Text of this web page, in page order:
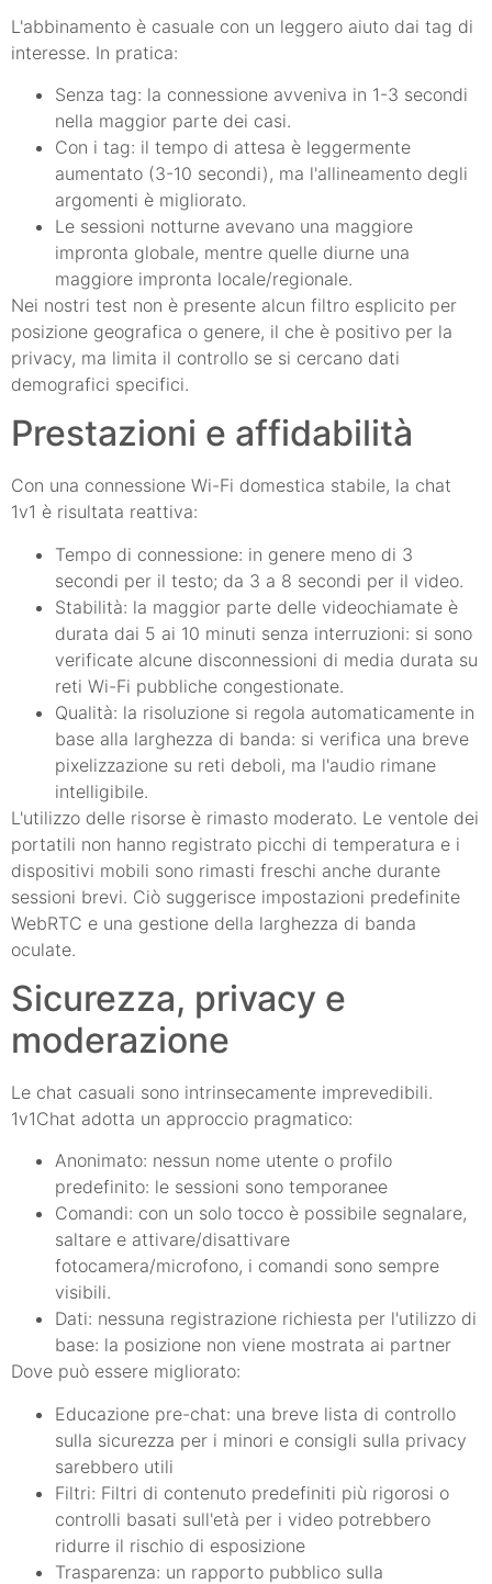
L'abbinamento è casuale con un leggero aiuto dai tag di
interesse. In pratica:
Senza tag: la connessione avveniva in 1-3 secondi
nella maggior parte dei casi.
Con i tag: il tempo di attesa è leggermente
aumentato (3-10 secondi), ma l'allineamento degli
argomenti è migliorato.
Le sessioni notturne avevano una maggiore
impronta globale, mentre quelle diurne una
maggiore impronta locale/regionale.
Nei nostri test non è presente alcun filtro esplicito per
posizione geografica o genere, il che è positivo per la
privacy, ma limita il controllo se si cercano dati
demografici specifici.
Prestazioni e affidabilità
Con una connessione Wi-Fi domestica stabile, la chat
1v1 è risultata reattiva:
Tempo di connessione: in genere meno di 3
secondi per il testo; da 3 a 8 secondi per il video.
Stabilità: la maggior parte delle videochiamate è
durata dai 5 ai 10 minuti senza interruzioni: si sono
verificate alcune disconnessioni di media durata su
reti Wi-Fi pubbliche congestionate.
Qualità: la risoluzione si regola automaticamente in
base alla larghezza di banda: si verifica una breve
pixelizzazione su reti deboli, ma l'audio rimane
intelligibile.
L'utilizzo delle risorse è rimasto moderato. Le ventole dei
portatili non hanno registrato picchi di temperatura e i
dispositivi mobili sono rimasti freschi anche durante
sessioni brevi. Ciò suggerisce impostazioni predefinite
WebRTC e una gestione della larghezza di banda
oculate.
Sicurezza, privacy e
moderazione
Le chat casuali sono intrinsecamente imprevedibili.
1v1Chat adotta un approccio pragmatico:
Anonimato: nessun nome utente o profilo
predefinito: le sessioni sono temporanee
Comandi: con un solo tocco è possibile segnalare,
saltare e attivare/disattivare
fotocamera/microfono, i comandi sono sempre
visibili.
Dati: nessuna registrazione richiesta per l'utilizzo di
base: la posizione non viene mostrata ai partner
Dove può essere migliorato:
Educazione pre-chat: una breve lista di controllo
sulla sicurezza per i minori e consigli sulla privacy
sarebbero utili
Filtri: Filtri di contenuto predefiniti più rigorosi o
controlli basati sull'età per i video potrebbero
ridurre il rischio di esposizione
Trasparenza: un rapporto pubblico sulla